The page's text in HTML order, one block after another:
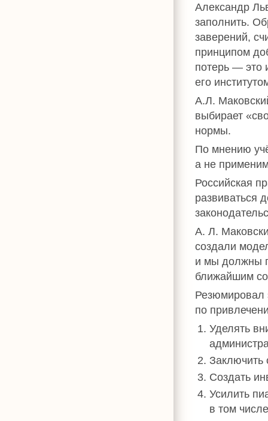
Александр
заполнить.
заверений,
принципом
потерь — это
его
А.Л.
выбирает
нормы.
По мнению
а не
Российская
развиваться
А. Л.
создали
и мы должны
ближайшим
Резюмировал
по
Уделять
Заключить
Создать
Усилить
в том